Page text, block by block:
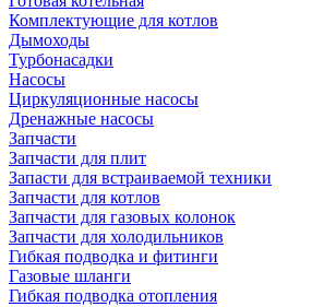
Комплектующие для котлов
Дымоходы
Турбонасадки
Насосы
Циркуляционные насосы
Дренажные насосы
Запчасти
Запчасти для плит
Запасти для встраиваемой техники
Запчасти для котлов
Запчасти для газовых колонок
Запчасти для холодильников
Гибкая подводка и фитинги
Газовые шланги
Гибкая подводка отопления